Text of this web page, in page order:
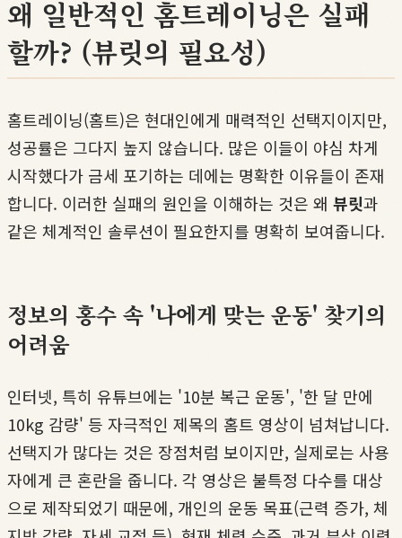
왜 일반적인 홈트레이닝은 실패
할까? (뷰릿의 필요성)
홈트레이닝(홈트)은 현대인에게 매력적인 선택지이지만,
성공률은 그다지 높지 않습니다. 많은 이들이 야심 차게
시작했다가 금세 포기하는 데에는 명확한 이유들이 존재
합니다. 이러한 실패의 원인을 이해하는 것은 왜 뷰릿과
같은 체계적인 솔루션이 필요한지를 명확히 보여줍니다.
정보의 홍수 속 '나에게 맞는 운동' 찾기의
어려움
인터넷, 특히 유튜브에는 '10분 복근 운동', '한 달 만에
10kg 감량' 등 자극적인 제목의 홈트 영상이 넘쳐납니다.
선택지가 많다는 것은 장점처럼 보이지만, 실제로는 사용
자에게 큰 혼란을 줍니다. 각 영상은 불특정 다수를 대상
으로 제작되었기 때문에, 개인의 운동 목표(근력 증가, 체